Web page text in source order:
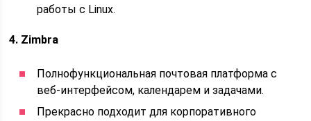
работы с Linux.
4. Zimbra
Полнофункциональная почтовая платформа с
веб-интерфейсом, календарем и задачами.
Прекрасно подходит для корпоративного